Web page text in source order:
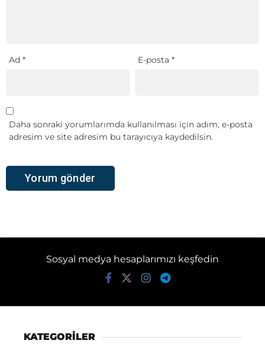
Ad * E-posta*
Daha sonraki yorumlarımda kullanılması için adım, e-posta
adresim ve site adresim bu tarayıcıya kaydedilsin.
Sosyal medya hesaplarımızı keşfedin
KATEGORİLER